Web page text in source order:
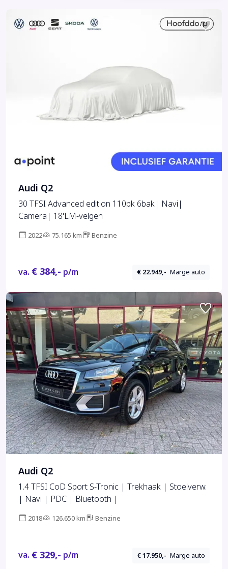
Audi Q2
30 TFSI Advanced edition 110pk 6bak| Navi|
Camera| 18'LM-velgen
2022 75.165 km Benzine
va. € 384,- p/m € 22.949,- Marge auto
Audi Q2
1.4 TFSI CoD Sport S-Tronic | Trekhaak | Stoelverw.
| Navi | PDC | Bluetooth |
2018 126.650 km Benzine
va. € 329,- p/m € 17.950,- Marge auto